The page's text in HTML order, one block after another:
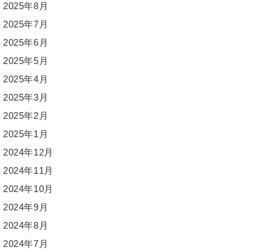
2025年8月
2025年7月
2025年6月
2025年5月
2025年4月
2025年3月
2025年2月
2025年1月
2024年12月
2024年11月
2024年10月
2024年9月
2024年8月
2024年7月